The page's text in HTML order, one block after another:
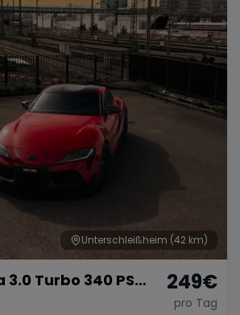
Unterschleißheim (42 km)
Turbo 340 PS
249€
pro Tag